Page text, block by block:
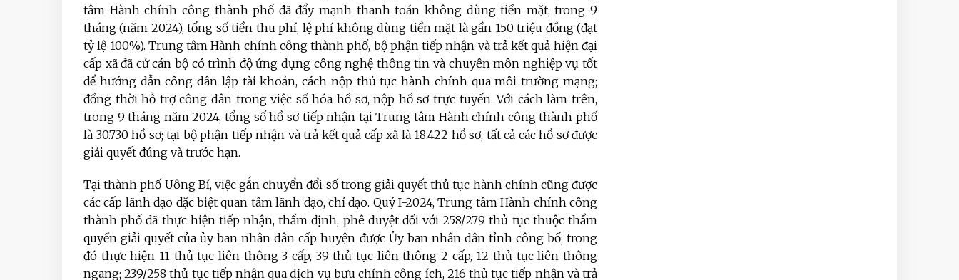
tâm Hành chính công thành phố đã đẩy mạnh thanh toán không dùng tiền mặt, trong 9
tháng (năm 2024), tổng số tiền thu phí, lệ phí không dùng tiền mặt là gần 150 triệu đồng (đạt
tỷ lệ 100%). Trung tâm Hành chính công thành phố, bộ phận tiếp nhận và trả kết quả hiện đại
cấp xã đã cử cán bộ có trình độ ứng dụng công nghệ thông tin và chuyên môn nghiệp vụ tốt
để hướng dẫn công dân lập tài khoản, cách nộp thủ tục hành chính qua môi trường mạng;
đồng thời hỗ trợ công dân trong việc số hóa hồ sơ, nộp hồ sơ trực tuyến. Với cách làm trên,
trong 9 tháng năm 2024, tổng số hồ sơ tiếp nhận tại Trung tâm Hành chính công thành phố
là 30.730 hồ sơ; tại bộ phận tiếp nhận và trả kết quả cấp xã là 18.422 hồ sơ, tất cả các hồ sơ được
giải quyết đúng và trước hạn.
Tại thành phố Uông Bí, việc gắn chuyển đổi số trong giải quyết thủ tục hành chính cũng được
các cấp lãnh đạo đặc biệt quan tâm lãnh đạo, chỉ đạo. Quý I-2024, Trung tâm Hành chính công
thành phố đã thực hiện tiếp nhận, thẩm định, phê duyệt đối với 258/279 thủ tục thuộc thẩm
quyền giải quyết của ủy ban nhân dân cấp huyện được Ủy ban nhân dân tỉnh công bố; trong
đó thực hiện 11 thủ tục liên thông 3 cấp, 39 thủ tục liên thông 2 cấp, 12 thủ tục liên thông
ngang; 239/258 thủ tục tiếp nhận qua dịch vụ bưu chính công ích, 216 thủ tục tiếp nhận và trả